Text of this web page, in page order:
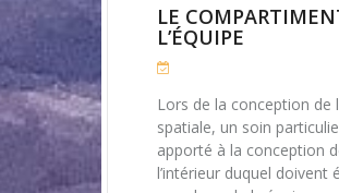
LE
L’ÉQUIPE
Lors de la conception de
spatiale, un soin
apporté à la conception
l’intérieur duquel doivent